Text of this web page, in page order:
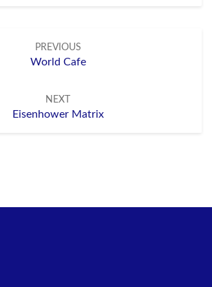
PREVIOUS
World Cafe
NEXT
Eisenhower Matrix